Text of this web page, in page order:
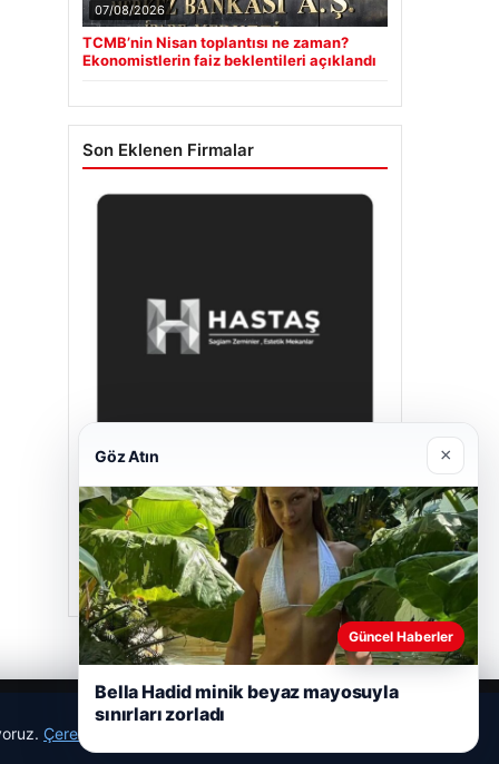
07/08/2026
TCMB’nin Nisan toplantısı ne zaman?
Ekonomistlerin faiz beklentileri açıklandı
Son Eklenen Firmalar
Hastaş Beton
26/05/2026
Çerez Politikamız
Göz Atın ×
Güncel Haberler
Bella Hadid minik beyaz mayosuyla
sınırları zorladı